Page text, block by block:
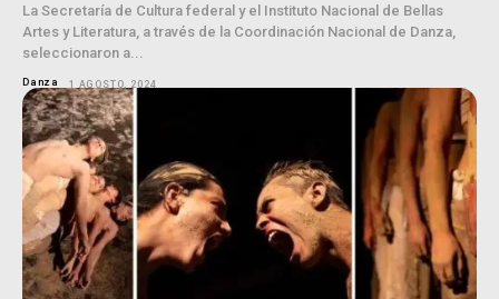
La Secretaría de Cultura federal y el Instituto Nacional de Bellas
Artes y Literatura, a través de la Coordinación Nacional de Danza,
seleccionaron a...
Danza 1 AGOSTO, 2024